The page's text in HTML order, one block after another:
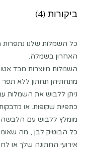
ביקורות (4)
כל השמלות שלנו
האחרון בשמלה.
השמלות מיוצרות מבד
מתחתיהן תחתון ללא
ניתן ללבוש את השמלות
כתפיות שקופות. או
מומלץ ללבוש עם הלבשה
כל הבוטיק לבן , מה
אירועי החתונה שלך או